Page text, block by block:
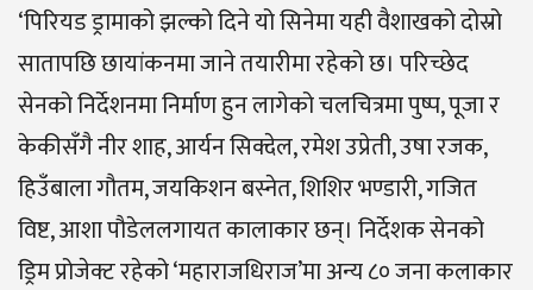
‘पिरियड ड्रामाको झल्को दिने यो सिनेमा यही वैशाखको दोस्रो
सातापछि छायांकनमा जाने तयारीमा रहेको छ। परिच्छेद
सेनको निर्देशनमा निर्माण हुन लागेको चलचित्रमा पुष्प, पूजा र
केकीसँगै नीर शाह, आर्यन सिक्देल, रमेश उप्रेती, उषा रजक,
हिउँबाला गौतम, जयकिशन बस्नेत, शिशिर भण्डारी, गजित
विष्ट, आशा पौडेललगायत कालाकार छन्। निर्देशक सेनको
ड्रिम प्रोजेक्ट रहेको ‘महाराजधिराज’मा अन्य ८० जना कलाकार